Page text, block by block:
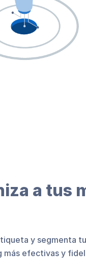
a tus
y segmenta
más efectivas y